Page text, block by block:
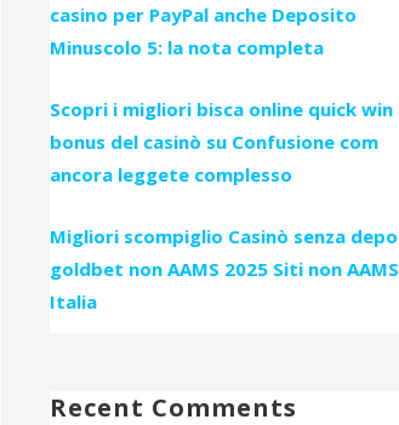
casino per PayPal anche Deposito
Minuscolo 5: la nota completa
Scopri i migliori bisca online quick win
bonus del casinò su Confusione com
ancora leggete complesso
Migliori scompiglio Casinò senza
goldbet non AAMS 2025 Siti non
Italia
Recent Comments